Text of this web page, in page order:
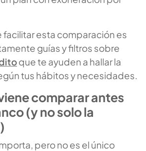
facilitar esta comparación es
guías y filtros sobre
que te ayuden a hallar la
tus hábitos y necesidades.
comparar antes
(y no solo la
pero no es el único